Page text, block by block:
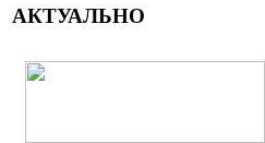
АКТУАЛЬНО